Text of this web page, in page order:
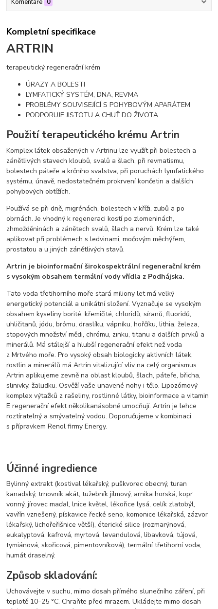
Komentáře 0
Kompletní specifikace
ARTRIN
terapeutický regenerační krém
ÚRAZY A BOLESTI
LYMFATICKÝ SYSTÉM, DNA, REVMA
PROBLÉMY SOUVISEJÍCÍ S POHYBOVÝM APARÁTEM
PODPORUJE JISTOTU A CHUŤ DO ŽIVOTA
Použití terapeutického krému Artrin
Komplex látek obsažených v Artrinu lze využít při bolestech a
zánětlivých stavech kloubů, svalů a šlach, při revmatismu,
bolestech páteře a krčního svalstva, při poruchách lymfatického
systému, únavě, nedostatečném prokrvení končetin a dalších
pohybových obtížích.
Používá se při dně, migrénách, bolestech v kříži, zubů a po
obrnách. Je vhodný k regeneraci kostí po zlomeninách,
zhmožděninách a zánětech svalů, šlach a nervů. Krém lze také
aplikovat při problémech s ledvinami, močovým měchýřem,
prostatou a u jiných zánětlivých stavů.
Artrin je bioinformační širokospektrální regenerační krém
s vysokým obsahem termální vody vřídla z Podhájska.
Tato voda třetihorního moře stará miliony let má velký
energetický potenciál a unikátní složení. Vyznačuje se vysokým
obsahem kyseliny borité, křemičité, chloridů, síranů, fluoridů,
uhličitanů, jódu, brómu, draslíku, vápníku, hořčíku, lithia, železa,
stopových množství mědi, chrómu, zinku, titanu a dalších prvků a
minerálů. Má stálejší a hlubší regenerační efekt než voda
z Mrtvého moře. Pro vysoký obsah biologicky aktivních látek,
rostlin a minerálů má Artrin vitalizující vliv na celý organismus.
Artrin aplikujeme zevně na oblast kloubů, šlach, páteře, břicha,
slinivky, žaludku. Osvěží vaše unavené nohy i tělo. Lipozómový
komplex výtažků z rašeliny, rostlinné látky, bioinformace a vitamin
E regenerační efekt několikanásobně umocňují. Artrin je lehce
roztíratelný a smývatelný vodou. Doporučujeme v kombinaci
s přípravkem Renol firmy Energy.
Účinné ingredience
Bylinný extrakt (kostival lékařský, puškvorec obecný, turan
kanadský, trnovník akát, tužebník jilmový, arnika horská, kopr
vonný, jírovec maďal, lnice květel, lékořice lysá, celík zlatobýl,
vavřín vznešený, pískavice řecké seno, komonice lékařská, zázvor
lékařský, lichořeřišnice větší), éterické silice (rozmarýnová,
eukalyptová, kafrová, myrtová, levandulová, libavková, tújová,
tymiánová, skořicová, pimentovníková), termální třetihorní voda,
humát draselný.
Způsob skladování:
Uchovávejte v suchu, mimo dosah přímého slunečního záření, při
teplotě 10–25 °C. Chraňte před mrazem. Ukládejte mimo dosah